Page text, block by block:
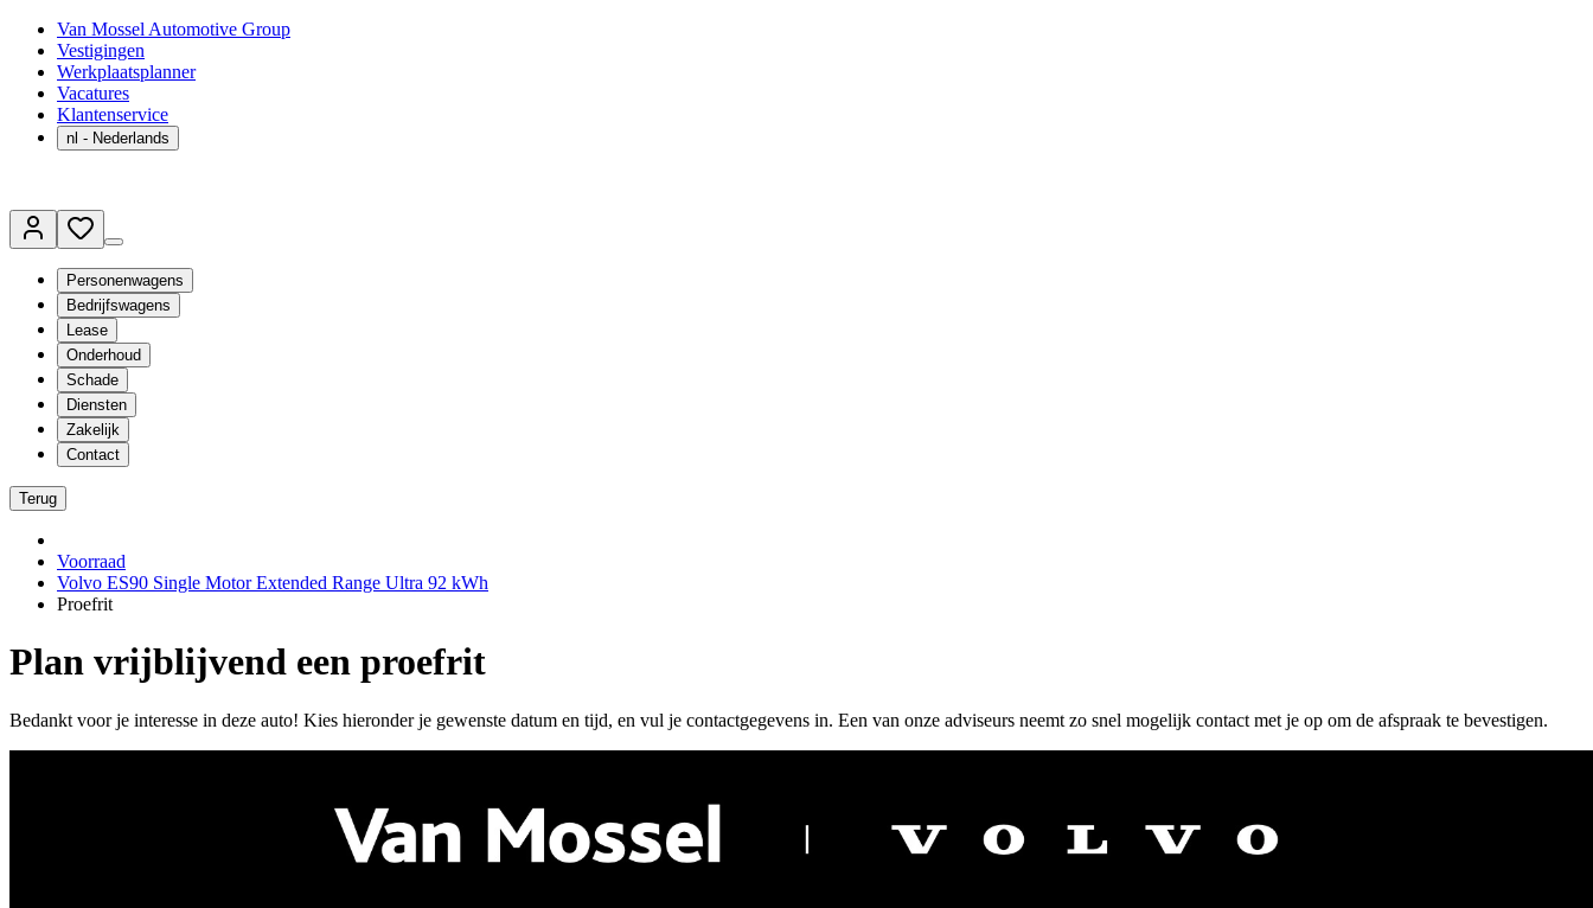
Van Mossel Automotive Group
Vestigingen
Werkplaatsplanner
Vacatures
Klantenservice
nl - Nederlands
Personenwagens
Bedrijfswagens
Lease
Onderhoud
Schade
Diensten
Zakelijk
Contact
Terug
Voorraad
Volvo ES90 Single Motor Extended Range Ultra 92 kWh
Proefrit
Plan vrijblijvend een proefrit
Bedankt voor je interesse in deze auto! Kies hieronder je gewenste datum en tijd, en vul je contactgegevens in. Een van onze adviseurs neemt zo snel mogelijk contact met je op om de afspraak te bevestigen.